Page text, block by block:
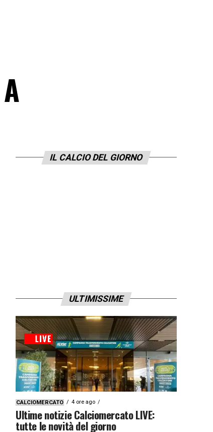
IL CALCIO DEL GIORNO
ULTIMISSIME
CALCIOMERCATO 4 ore ago
Ultime notizie Calciomercato LIVE:
tutte le novità del giorno